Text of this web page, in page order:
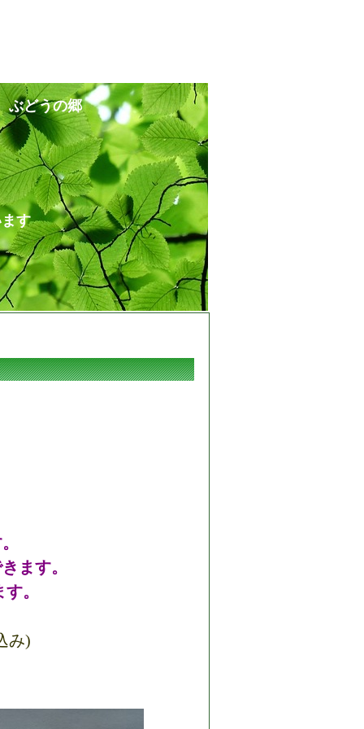
ぶどうの郷
す
ます。
。
み)